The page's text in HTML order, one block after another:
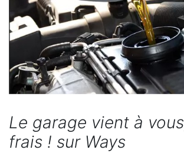
Le garage vient à
frais ! sur Ways